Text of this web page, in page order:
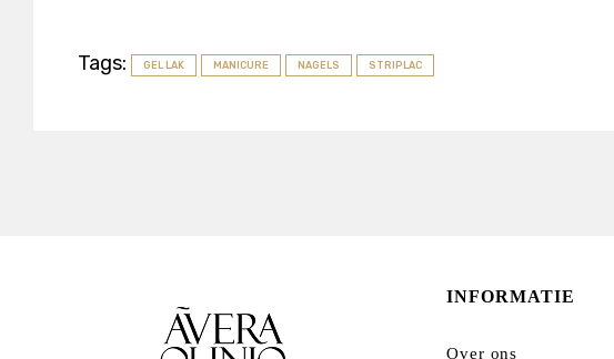
Tags: GEL LAK MANICURE NAGELS STRIPLAC
INFORMATIE
Over ons